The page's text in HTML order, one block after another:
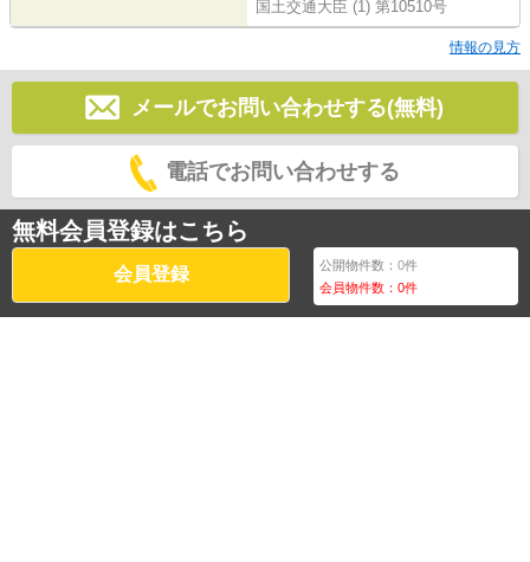
国土交通大臣 (1) 第10510号
情報の見方
メールでお問い合わせする(無料)
電話でお問い合わせする
無料会員登録はこちら
会員登録 公開物件数：0件
会員物件数：0件